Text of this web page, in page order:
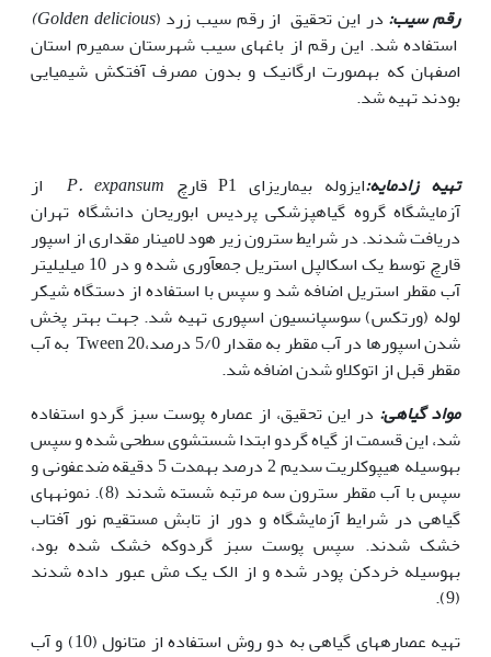
رقم سیب: در این تحقیق از رقم سیب زرد (Golden delicious)
استفاده شد. این رقم از باغهای سیب شهرستان سمیرم استان
اصفهان که بهصورت ارگانیک و بدون مصرف آفتکش شیمیایی
بودند تهیه شد.
تهیه زادمایه:ایزوله بیماریزای P1 قارچ P. expansum
از
آزمایشگاه گروه گیاه­پزشکی پردیس ابوریحان دانشگاه تهران
دریافت شدند. در شرایط سترون زیر هود لامینار مقداری از اسپور
قارچ توسط یک اسکالپل استریل جمعآوری شده و در 10 میلی­لیتر
آب مقطر استریل اضافه شد و سپس با استفاده از دستگاه شیکر
لوله (ورتکس) سوسپانسیون اسپوری تهیه شد. جهت بهتر پخش
شدن اسپورها در آب مقطر به مقدار 5/0 درصد،Tween 20 به آب
مقطر قبل از اتوکلاو شدن اضافه شد.
مواد گیاهی: در این تحقیق، از عصاره پوست سبز گردو استفاده
شد، این قسمت از گیاه گردو ابتدا شستشوی سطحی شده و سپس
بهوسیله هیپوکلریت سدیم 2 درصد بهمدت 5 دقیقه ضدعفونی و
سپس با آب مقطر سترون سه مرتبه شسته شدند (8). نمونه­های
گیاهی در شرایط آزمایشگاه و دور از تابش مستقیم نور آفتاب
خشک شدند. سپس پوست سبز گردوکه خشک شده بود،
بهوسیله خردکن پودر شده و از الک یک مش عبور داده شدند
(9).
تهیه عصاره­های گیاهی به دو روش استفاده از متانول (10) و آب